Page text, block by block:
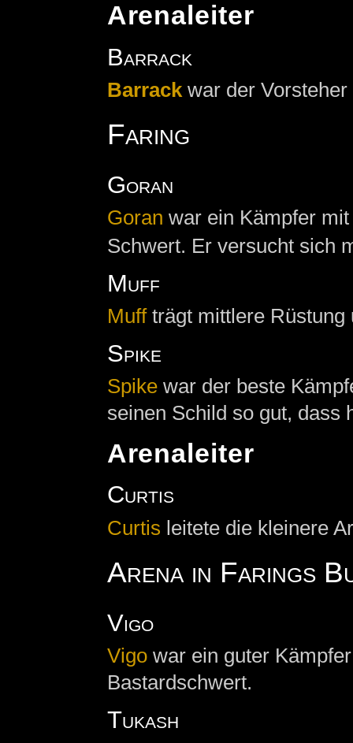
Arenaleiter
Barrack
Barrackwar der Vorsteher
Faring
Goran
Goran war ein Kämpfer
Schwert. Er versucht sich
Muff
Muffträgt mittlere Rüstung
Spike
Spikewar der beste
seinen Schild so gut, dass
Arenaleiter
Curtis
Curtis leitete die kleinere
Arena in Farings
Vigo
Vigowar ein guter
Bastardschwert.
Tukash